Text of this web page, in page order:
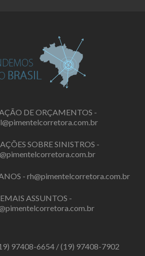
DE ORÇAMENTOS -
SOBRE SINISTROS -
- rh@pimentelcorretora.com.br
ASSUNTOS -
97408-6654/(19) 97408-7902